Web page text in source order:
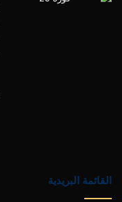
القائمة البريدية